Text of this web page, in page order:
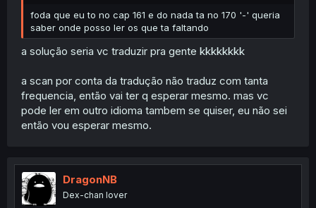
foda que eu to no cap 161 e do nada ta no 170 '-' queria
saber onde posso ler os que ta faltando
a solução seria vc traduzir pra gente kkkkkkkk
a scan por conta da tradução não traduz com tanta
frequencia, então vai ter q esperar mesmo. mas vc
pode ler em outro idioma tambem se quiser, eu não sei
então vou esperar mesmo.
DragonNB
Dex-chan lover